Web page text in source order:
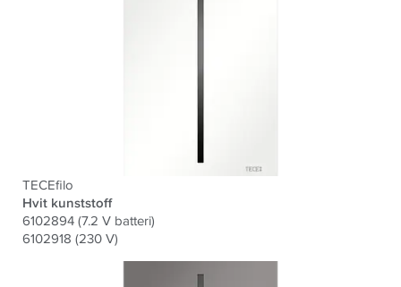
TECEfilo
Hvit kunststoff
6102894 (7.2 V batteri)
6102918 (230 V)